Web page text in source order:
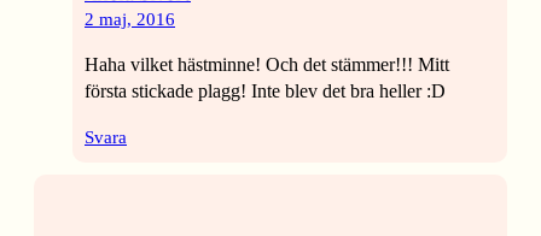
2 maj, 2016
Haha vilket hästminne! Och det stämmer!!! Mitt
första stickade plagg! Inte blev det bra heller :D
Svara